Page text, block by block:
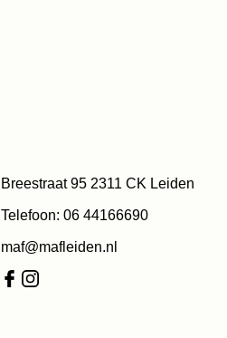
Breestraat 95 2311 CK Leiden
Telefoon: 06 44166690
maf@mafleiden.nl